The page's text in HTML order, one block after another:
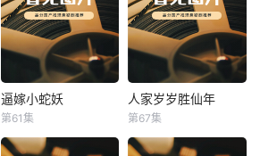
逼嫁小蛇妖
逼嫁小蛇妖
第61集
人家岁岁胜仙年
人家岁岁胜仙年
第67集